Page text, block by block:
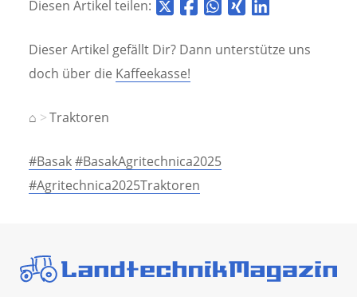
Diesen Artikel teilen:
Dieser Artikel gefällt Dir? Dann unterstütze uns
doch über die Kaffeekasse!
⌂ Traktoren
#Basak#BasakAgritechnica2025
#Agritechnica2025Traktoren